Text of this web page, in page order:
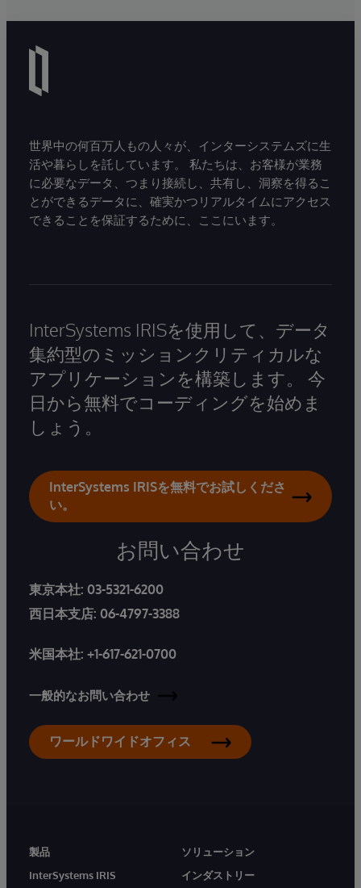
世界中の何百万人もの人々が、インターシステムズに生
活や暮らしを託しています。 私たちは、お客様が業務
に必要なデータ、つまり接続し、共有し、洞察を得るこ
とができるデータに、確実かつリアルタイムにアクセス
できることを保証するために、ここにいます。
InterSystems IRISを使用して、データ
集約型のミッションクリティカルな
アプリケーションを構築します。 今
日から無料でコーディングを始めま
しょう。
InterSystems IRISを無料でお試しくださ
い。
お問い合わせ
東京本社: 03-5321-6200
西日本支店: 06-4797-3388
米国本社: +1-617-621-0700
一般的なお問い合わせ
ワールドワイドオフィス
製品
InterSystems IRIS
ソリューション
インダストリー